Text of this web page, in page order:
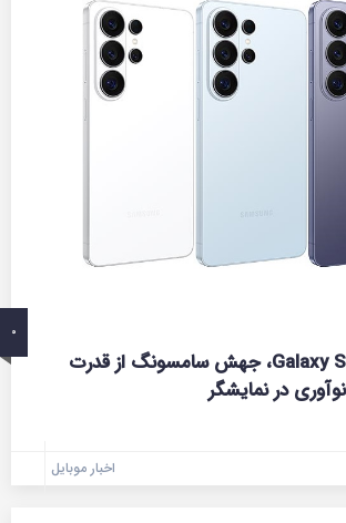
0
بررسی Galaxy S26 Ultra، جهش سامسونگ از قدرت
در نمایشگر
اخبار موبایل